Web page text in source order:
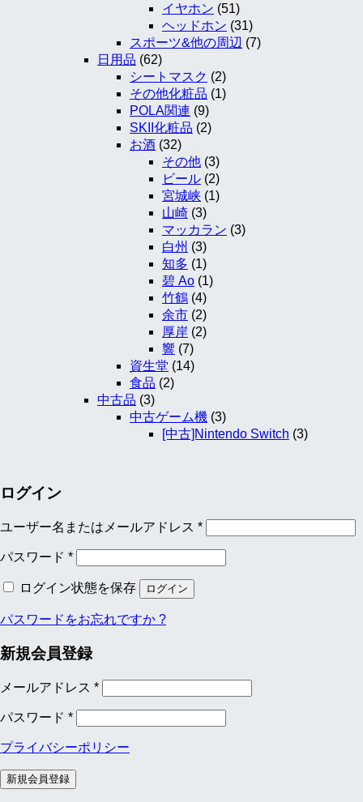
イヤホン (51)
ヘッドホン (31)
スポーツ&他の周辺 (7)
日用品 (62)
シートマスク (2)
その他化粧品 (1)
POLA関連 (9)
SKII化粧品 (2)
お酒 (32)
その他 (3)
ビール (2)
宮城峡 (1)
山崎 (3)
マッカラン (3)
白州 (3)
知多 (1)
碧 Ao (1)
竹鶴 (4)
余市 (2)
厚岸 (2)
響 (7)
資生堂 (14)
食品 (2)
中古品 (3)
中古ゲーム機 (3)
[中古]Nintendo Switch (3)
ログイン
ユーザー名またはメールアドレス *
パスワード *
ログイン状態を保存 ログイン
パスワードをお忘れですか ?
新規会員登録
メールアドレス *
パスワード *
プライバシーポリシー
新規会員登録